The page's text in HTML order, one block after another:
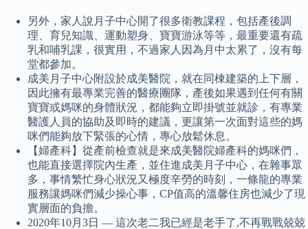
另外，家人說月子中心開了很多衛教課程，包括產後調
理、育兒知識、運動塑身、寶寶游泳等等，最重要還有疏
乳和哺乳課，很實用，不過家人因為月中太累了，沒有每
堂都參加。
成美月子中心附設於成美醫院，就在同棟建築的上下層，
因此擁有最專業完善的醫療團隊，產後如果遇到任何有關
寶寶或媽咪的身體狀況，都能夠立即掛號並就診，有專業
醫護人員的協助及即時的建議，更讓第一次面對這些的媽
咪們能夠放下緊張的心情，專心放鬆休息。
【婦產科】從產前檢查就是來成美醫院婦產科的媽咪們，
也能直接選擇院內生產，並住進成美月子中心，在雜事眾
多，事情繁忙身心狀況又極度辛勞的時刻，一條龍的專業
服務讓媽咪們減少操心事，CP值高的溫馨住房也減少了現
實層面的負擔。
2020年10月3日 — 這次老二我已經是老手了,不再戰戰兢兢